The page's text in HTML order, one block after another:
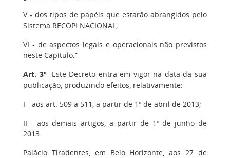
V - dos tipos de papéis que estarão abrangidos pelo
Sistema RECOPI NACIONAL;
VI - de aspectos legais e operacionais não previstos
neste Capítulo.”
Art. 3ºEste Decreto entra em vigor na data da sua
publicação, produzindo efeitos, relativamente:
I - aos art. 509 a 511, a partir de 1º de abril de 2013;
II - aos demais artigos, a partir de 1º de junho de
2013.
Palácio Tiradentes, em Belo Horizonte, aos 27 de